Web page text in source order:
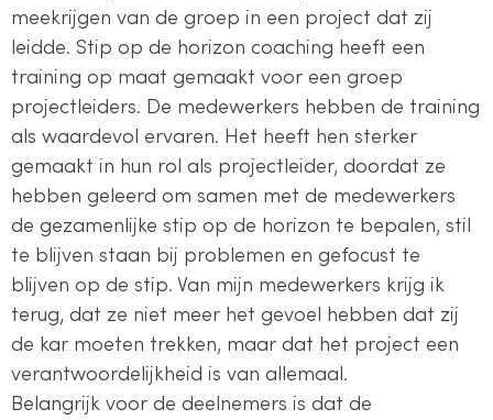
meekrijgen van de groep in een project dat zij
leidde. Stip op de horizon coaching heeft een
training op maat gemaakt voor een groep
projectleiders. De medewerkers hebben de training
als waardevol ervaren. Het heeft hen sterker
gemaakt in hun rol als projectleider, doordat ze
hebben geleerd om samen met de medewerkers
de gezamenlijke stip op de horizon te bepalen, stil
te blijven staan bij problemen en gefocust te
blijven op de stip. Van mijn medewerkers krijg ik
terug, dat ze niet meer het gevoel hebben dat zij
de kar moeten trekken, maar dat het project een
verantwoordelijkheid is van allemaal.
Belangrijk voor de deelnemers is dat de